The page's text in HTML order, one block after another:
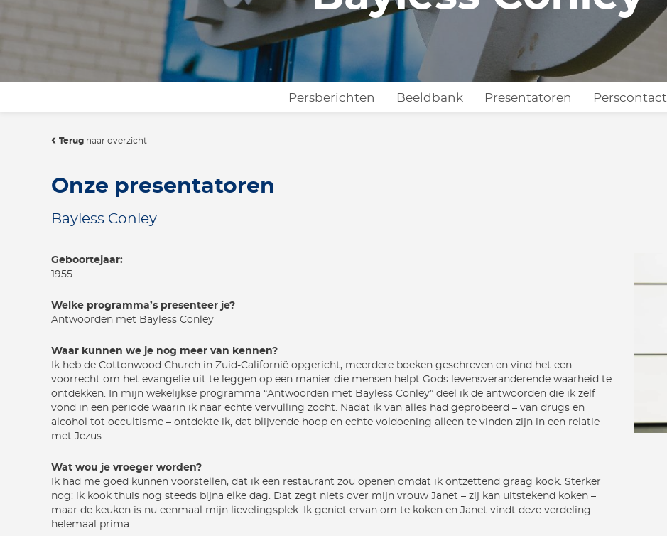
Persberichten Beeldbank Presentatoren Perscontact
Terug naar overzicht
Onze presentatoren
Bayless Conley
Geboortejaar:
1955
Welke programma’s presenteer je?
Antwoorden met Bayless Conley
Waar kunnen we je nog meer van kennen?
Ik heb de Cottonwood Church in Zuid-Californië opgericht, meerdere boeken geschreven en vind het een
voorrecht om het evangelie uit te leggen op een manier die mensen helpt Gods levensveranderende waarheid te
ontdekken. In mijn wekelijkse programma “Antwoorden met Bayless Conley” deel ik de antwoorden die ik zelf
vond in een periode waarin ik naar echte vervulling zocht. Nadat ik van alles had geprobeerd – van drugs en
alcohol tot occultisme – ontdekte ik, dat blijvende hoop en echte voldoening alleen te vinden zijn in een relatie
met Jezus.
Wat wou je vroeger worden?
Ik had me goed kunnen voorstellen, dat ik een restaurant zou openen omdat ik ontzettend graag kook. Sterker
nog: ik kook thuis nog steeds bijna elke dag. Dat zegt niets over mijn vrouw Janet – zij kan uitstekend koken –
maar de keuken is nu eenmaal mijn lievelingsplek. Ik geniet ervan om te koken en Janet vindt deze verdeling
helemaal prima.